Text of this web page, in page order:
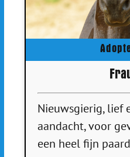
Nieuwsgierig, lief
aandacht, voor
een heel fijn